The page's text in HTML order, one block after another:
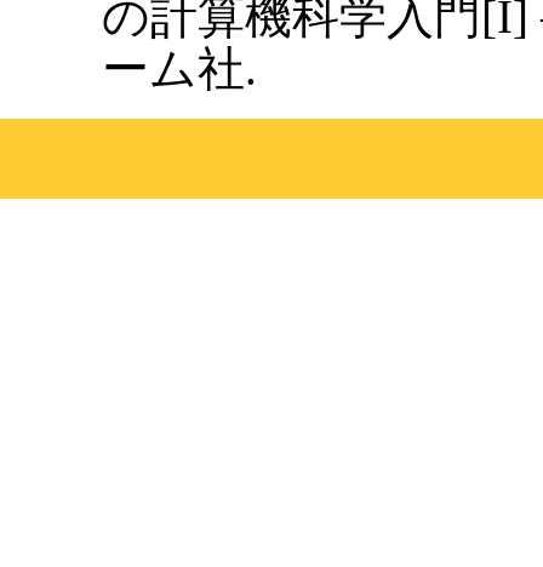
の計算機科学入門
ーム社.